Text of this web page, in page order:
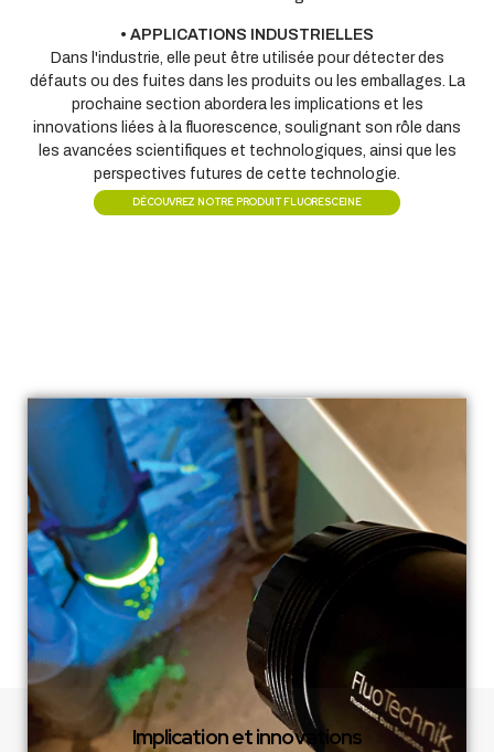
• APPLICATIONS INDUSTRIELLES
Dans l'industrie, elle peut être utilisée pour détecter des
défauts ou des fuites dans les produits ou les emballages. La
prochaine section abordera les implications et les
innovations liées à la fluorescence, soulignant son rôle dans
les avancées scientifiques et technologiques, ainsi que les
perspectives futures de cette technologie.
DÉCOUVREZ NOTRE PRODUIT FLUORESCEINE
Implication et innovations